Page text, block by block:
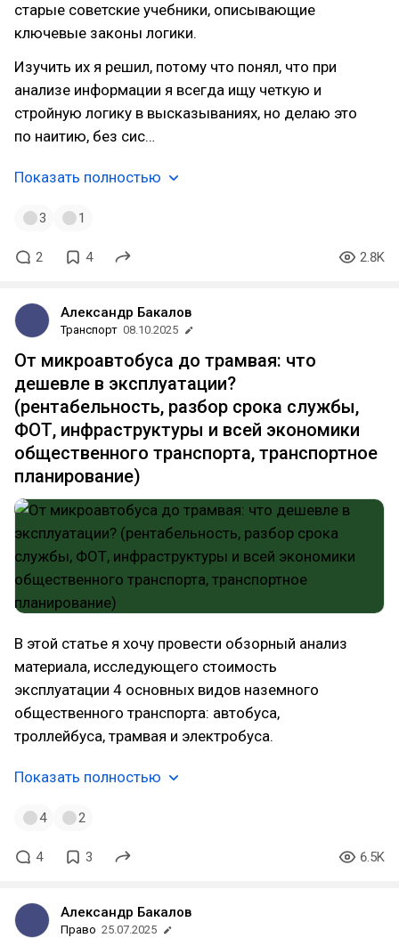
старые советские учебники, описывающие
ключевые законы логики.
Изучить их я решил, потому что понял, что при
анализе информации я всегда ищу четкую и
стройную логику в высказываниях, но делаю это
по наитию, без сис…
Показать полностью
3 1
2 4 2.8K
Александр Бакалов
Транспорт 08.10.2025
От микроавтобуса до трамвая: что
дешевле в эксплуатации?
(рентабельность, разбор срока службы,
ФОТ, инфраструктуры и всей экономики
общественного транспорта, транспортное
планирование)
В этой статье я хочу провести обзорный анализ
материала, исследующего стоимость
эксплуатации 4 основных видов наземного
общественного транспорта: автобуса,
троллейбуса, трамвая и электробуса.
Показать полностью
4 2
4 3 6.5K
Александр Бакалов
Право 25.07.2025